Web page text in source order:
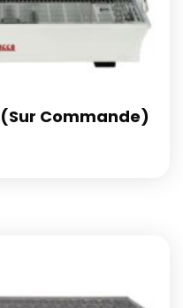
(Sur Commande)